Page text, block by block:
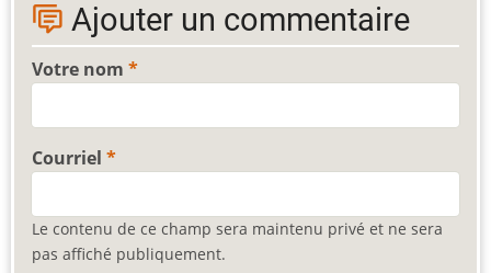
Ajouter un commentaire
Votre nom
Courriel
Le contenu de ce champ sera maintenu privé et ne sera
pas affiché publiquement.